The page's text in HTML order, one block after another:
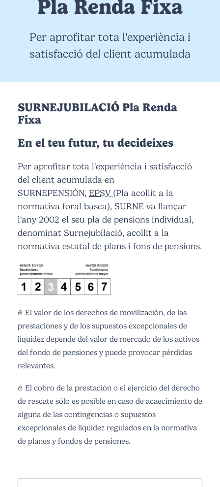
Pla Renda Fixa
Per aprofitar tota l'experiència i
satisfacció del client acumulada
SURNEJUBILACIÓ Pla Renda
Fixa
En el teu futur, tu decideixes
Per aprofitar tota l'experiència i satisfacció
del client acumulada en
SURNEPENSIÓN, EPSV (Pla acollit a la
normativa foral basca), SURNE va llançar
l'any 2002 el seu pla de pensions individual,
denominat Surnejubilació, acollit a la
normativa estatal de plans i fons de pensions.
El valor de los derechos de movilización, de las
prestaciones y de los supuestos excepcionales de
liquidez depende del valor de mercado de los activos
del fondo de pensiones y puede provocar pérdidas
relevantes.
El cobro de la prestación o el ejercicio del derecho
de rescate sólo es posible en caso de acaecimiento de
alguna de las contingencias o supuestos
excepcionales de liquidez regulados en la normativa
de planes y fondos de pensiones.